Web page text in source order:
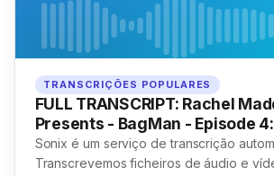
TRANSCRIÇÕES POPULARES
FULL TRANSCRIPT: Rachel
Presents - BagMan - Episode
Sonix é um serviço de transcrição
Transcrevemos ficheiros de áudio e